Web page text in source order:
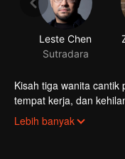
Leste Chen
Sutradara
Kisah tiga wanita
tempat kerja, dan
dan cinta. Mereka
dengan cinta
Lebih banyak